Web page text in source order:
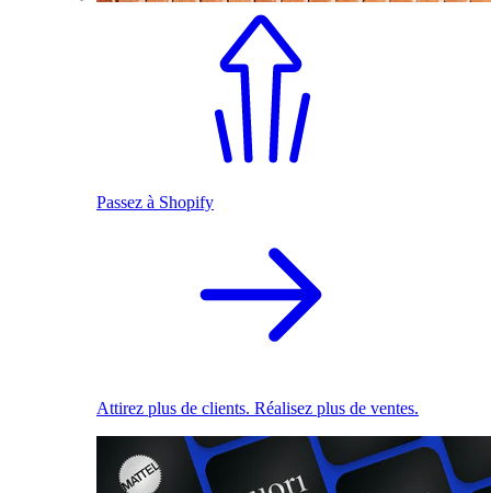
Passez à Shopify
Attirez plus de clients. Réalisez plus de ventes.